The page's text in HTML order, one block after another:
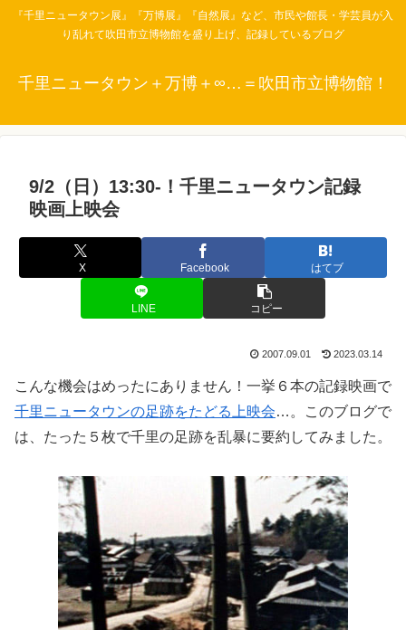
『千里ニュータウン展』『万博展』『自然展』など、市民や館長・学芸員が入
り乱れて吹田市立博物館を盛り上げ、記録しているブログ
千里ニュータウン＋万博＋∞…＝吹田市立博物館！
9/2（日）13:30-！千里ニュータウン記録
映画上映会
X Facebook はてブ
LINE コピー
2007.09.01 2023.03.14
こんな機会はめったにありません！一挙６本の記録映画で
千里ニュータウンの足跡をたどる上映会…。このブログで
は、たった５枚で千里の足跡を乱暴に要約してみました。